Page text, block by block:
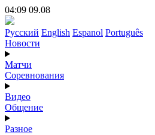
04:09 09.08
Русский English Espanol Português
Новости
Матчи
Соревнования
Видео
Общение
Разное